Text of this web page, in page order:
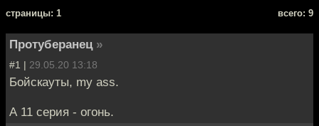
cтраницы: 1 всего: 9
Протуберанец »
#1 | 29.05.20 13:18
Бойскауты, my ass.
А 11 серия - огонь.